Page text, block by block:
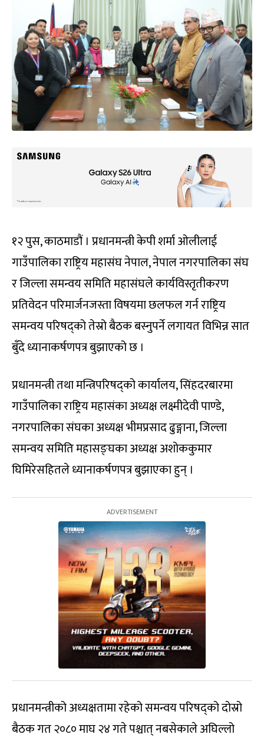
१२ पुस, काठमाडौं । प्रधानमन्त्री केपी शर्मा ओलीलाई
गाउँपालिका राष्ट्रिय महासंघ नेपाल, नेपाल नगरपालिका संघ
र जिल्ला समन्वय समिति महासंघले कार्यविस्तृतीकरण
प्रतिवेदन परिमार्जनजस्ता विषयमा छलफल गर्न राष्ट्रिय
समन्वय परिषद्को तेस्रो बैठक बस्नुपर्ने लगायत विभिन्न सात
बुँदे ध्यानाकर्षणपत्र बुझाएको छ ।
प्रधानमन्त्री तथा मन्त्रिपरिषद्को कार्यालय, सिंहदरबारमा
गाउँपालिका राष्ट्रिय महासंका अध्यक्ष लक्ष्मीदेवी पाण्डे,
नगरपालिका संघका अध्यक्ष भीमप्रसाद ढुङ्गाना, जिल्ला
समन्वय समिति महासङ्घका अध्यक्ष अशोककुमार
घिमिरेसहितले ध्यानाकर्षणपत्र बुझाएका हुन् ।
प्रधानमन्त्रीको अध्यक्षतामा रहेको समन्वय परिषद्को दोस्रो
बैठक गत २०८० माघ २४ गते पश्चात् नबसेकाले अघिल्लो